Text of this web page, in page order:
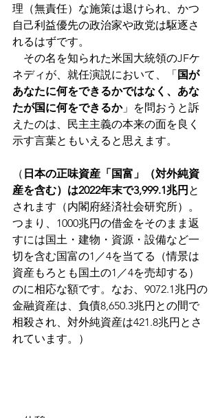
理（無責任）な施策は退けられ、かつ
自己利益優先の政治家や政党は駆逐さ
れるはずです。
その名を知られた米国大統領のJFケ
ネディが、就任演説において、「 国が
あなたに何をできるかではなく、あな
たが国に何をできるか」を問おうと訴
えたのは、民主主義の本来の面を良く
示す言葉ともいえると思えます。
（ 日本の正味資産「国富」（対外純資
産を含む）は2022年末で3,999.1兆円 と
されます（内閣府経済社会研究所）。
つまり、1000兆円の借金をそのまま返
すには国土・建物・資源・設備など一
切を含む国富の1／4を当てる（情景は
資産もろとも国土の1／4を売却する）
のに相応な額です。なお、9072.1兆円の
金融資産は、負債8,650.3兆円との間で
相殺され、対外純資産は421.8兆円とさ
れています。）